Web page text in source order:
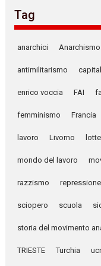
Tag
anarchici Anarchismo
antimilitarismo
enrico voccia FAI
femminismo Francia
lavoro Livorno
mondo del lavoro
razzismo repressione
sciopero scuola
storia del movimento
TRIESTE Turchia